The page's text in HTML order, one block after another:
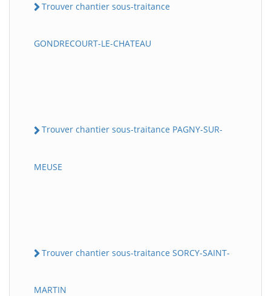
Trouver chantier sous-traitance
GONDRECOURT-LE-CHATEAU
Trouver chantier sous-traitance PAGNY-SUR-
MEUSE
Trouver chantier sous-traitance SORCY-SAINT-
MARTIN